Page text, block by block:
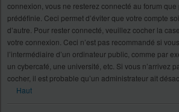
connexion, vous ne resterez connecté au forum
prédéfinie. Ceci permet d’éviter que votre compte
d’autre. Pour rester connecté, veuillez cocher la
votre connexion. Ceci n’est pas recommandé si
l’intermédiaire d’un ordinateur public, comme par
un cybercafé, une université, etc. Si vous n’arrivez
cocher, il est probable qu’un administrateur ait
Haut